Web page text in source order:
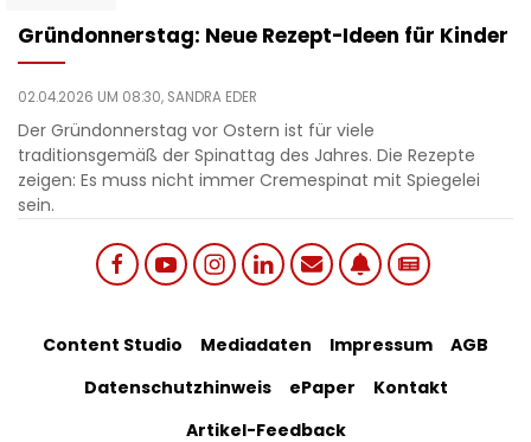
Gründonnerstag: Neue Rezept-Ideen für Kinder
02.04.2026 UM 08:30, SANDRA EDER
Der Gründonnerstag vor Ostern ist für viele
traditionsgemäß der Spinattag des Jahres. Die Rezepte
zeigen: Es muss nicht immer Cremespinat mit Spiegelei
sein.
links
menu
Footer
Bottom
Content Studio Mediadaten Impressum
AGB
Datenschutzhinweis
ePaper
Kontakt
Artikel-Feedback